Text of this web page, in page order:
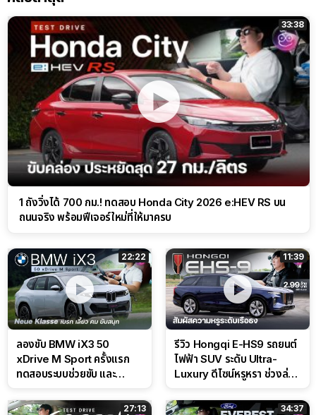
33:38
1 ถังวิ่งได้ 700 กม.! ทดสอบ Honda City 2026 e:HEV RS บน
ถนนจริง พร้อมฟีเจอร์ใหม่ที่ให้มาครบ
22:22
ลองขับ BMW iX3 50
xDrive M Sport ครั้งแรก
ทดสอบระบบช่วยขับ และ
สนาม
11:39
รีวิว Hongqi E-HS9 รถยนต์
ไฟฟ้า SUV ระดับ Ultra-
Luxury ดีไซน์หรูหรา ช่วงล่าง
27:13 34:37